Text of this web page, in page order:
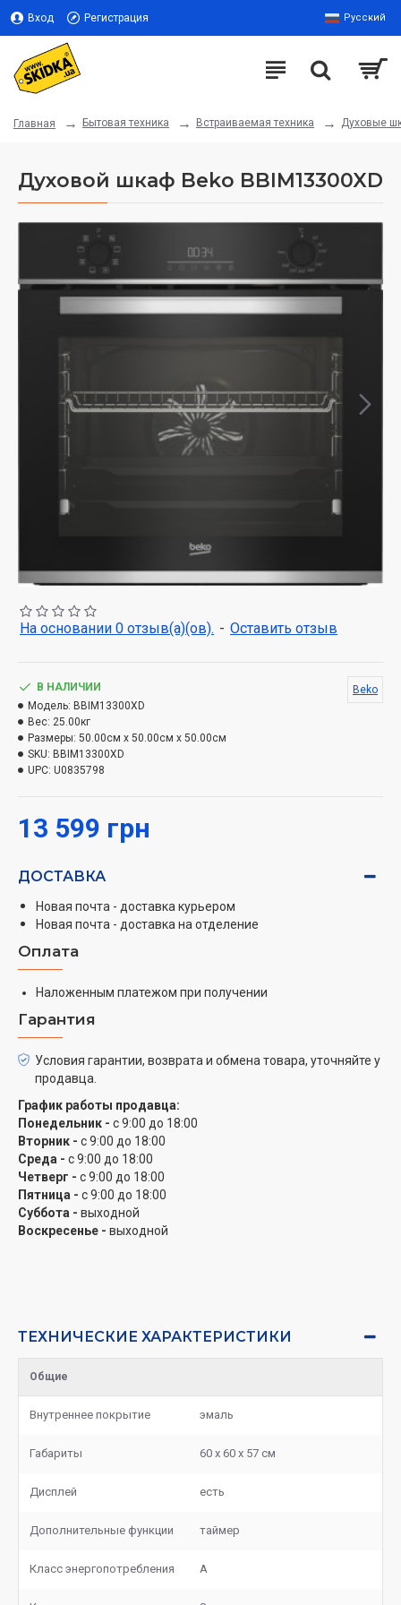
Вход Регистрация Русский
Главная Бытовая техника Встраиваемая техника Духовые
Духовой шкаф Beko BBIM13300XD
На основании 0 отзыв(а)(ов). - Оставить отзыв
13 599 грн
В НАЛИЧИИ
Модель: BBIM13300XD
Вес: 25.00кг
Размеры: 50.00см x 50.00см x 50.00см
SKU: BBIM13300XD
UPC: U0835798
Beko
ДОСТАВКА
Новая почта - доставка курьером
Новая почта - доставка на отделение
Оплата
Наложенным платежом при получении
Гарантия
Условия гарантии, возврата и обмена товара, уточняйте у
продавца.
График работы продавца:
Понедельник - с 9:00 до 18:00
Вторник - с 9:00 до 18:00
Среда - с 9:00 до 18:00
Четверг - с 9:00 до 18:00
Пятница - с 9:00 до 18:00
Суббота - выходной
Воскресенье - выходной
ТЕХНИЧЕСКИЕ ХАРАКТЕРИСТИКИ
Общие
Внутреннее покрытие эмаль
Габариты 60 х 60 х 57 см
Дисплей есть
Дополнительные функции таймер
Класс энергопотребления А